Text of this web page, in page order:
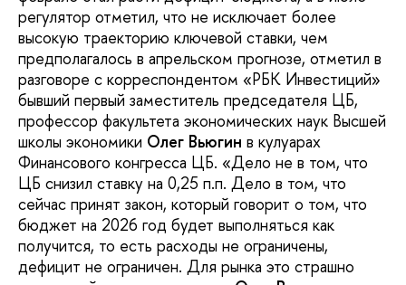
регулятор отметил, что не исключает более
высокую траекторию ключевой ставки, чем
предполагалось в апрельском прогнозе, отметил в
разговоре с корреспондентом «РБК Инвестиций»
бывший первый заместитель председателя ЦБ,
профессор факультета экономических наук Высшей
школы экономики Олег Вьюгин в кулуарах
Финансового конгресса ЦБ. «Дело не в том, что
ЦБ снизил ставку на 0,25 п.п. Дело в том, что
сейчас принят закон, который говорит о том, что
бюджет на 2026 год будет выполняться как
получится, то есть расходы не ограничены,
дефицит не ограничен. Для рынка это страшно